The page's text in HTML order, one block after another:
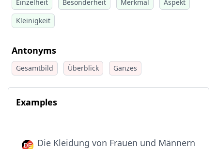
Einzelheit Besonderheit Merkmal
Aspekt
Kleinigkeit
Antonyms
Gesamtbild Überblick Ganzes
Examples
Die Kleidung von Frauen und Männern